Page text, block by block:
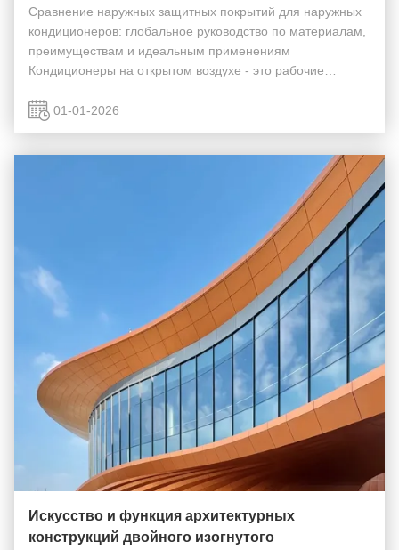
Сравнение наружных защитных покрытий для наружных
кондиционеров: глобальное руководство по материалам,
преимуществам и идеальным применениям
Кондиционеры на открытом воздухе - это рабочие
год, сильный дождь, солевые спреи и даже физические
01-01-2026
Искусство и функция архитектурных
конструкций двойного изогнутого